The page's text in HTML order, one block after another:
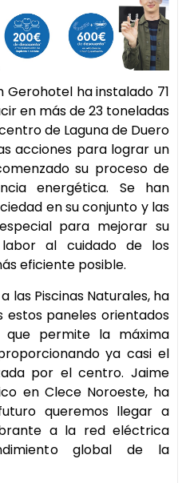
Gerohotel ha instalado 71
en más de 23 toneladas
de Laguna de Duero
acciones para lograr un
su proceso de
energética. Se han
en su conjunto y las
para mejorar su
al cuidado de los
eficiente posible.
las Piscinas Naturales, ha
estos paneles orientados
permite la máxima
ya casi el
por el centro. Jaime
en Clece Noroeste, ha
queremos llegar a
a la red eléctrica
global de la